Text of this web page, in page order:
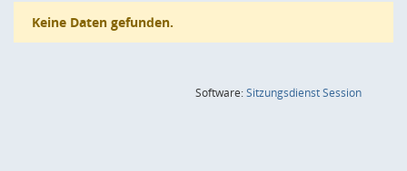
Keine Daten gefunden.
Software:SitzungsdienstSession(Wird in